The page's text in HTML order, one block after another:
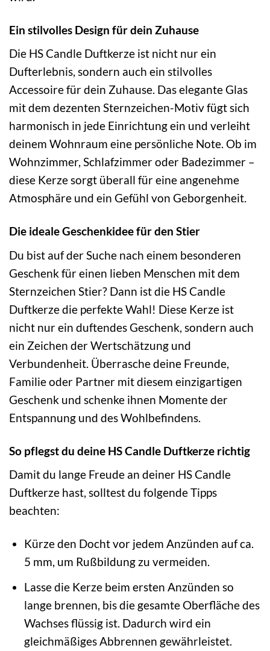
Ein stilvolles Design für dein Zuhause
Die HS Candle Duftkerze ist nicht nur ein
Dufterlebnis, sondern auch ein stilvolles
Accessoire für dein Zuhause. Das elegante Glas
mit dem dezenten Sternzeichen-Motiv fügt sich
harmonisch in jede Einrichtung ein und verleiht
deinem Wohnraum eine persönliche Note. Ob im
Wohnzimmer, Schlafzimmer oder Badezimmer –
diese Kerze sorgt überall für eine angenehme
Atmosphäre und ein Gefühl von Geborgenheit.
Die ideale Geschenkidee für den Stier
Du bist auf der Suche nach einem besonderen
Geschenk für einen lieben Menschen mit dem
Sternzeichen Stier? Dann ist die HS Candle
Duftkerze die perfekte Wahl! Diese Kerze ist
nicht nur ein duftendes Geschenk, sondern auch
ein Zeichen der Wertschätzung und
Verbundenheit. Überrasche deine Freunde,
Familie oder Partner mit diesem einzigartigen
Geschenk und schenke ihnen Momente der
Entspannung und des Wohlbefindens.
So pflegst du deine HS Candle Duftkerze richtig
Damit du lange Freude an deiner HS Candle
Duftkerze hast, solltest du folgende Tipps
beachten:
Kürze den Docht vor jedem Anzünden auf ca.
5 mm, um Rußbildung zu vermeiden.
Lasse die Kerze beim ersten Anzünden so
lange brennen, bis die gesamte Oberfläche des
Wachses flüssig ist. Dadurch wird ein
gleichmäßiges Abbrennen gewährleistet.